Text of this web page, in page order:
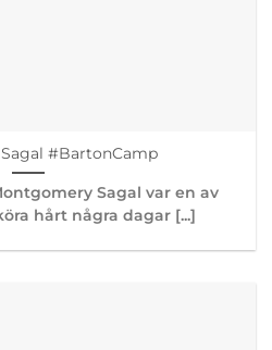
#BartonCamp
Sagal var en av
hårt några dagar [...]